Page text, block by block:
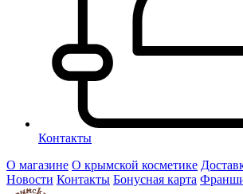
Контакты
О магазине О крымской косметике
Новости Контакты Бонусная карта